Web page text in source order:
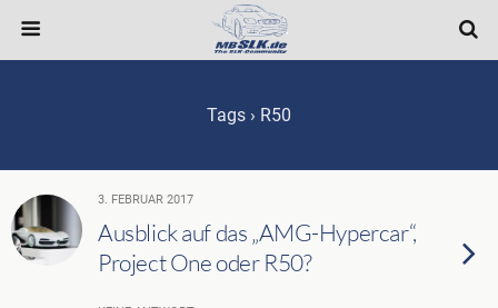
Tags › R50
3. FEBRUAR 2017
Ausblick auf das „AMG-Hypercar“,
Project One oder R50?